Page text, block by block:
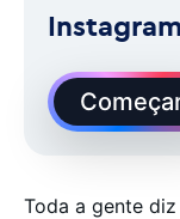
Toda a gente